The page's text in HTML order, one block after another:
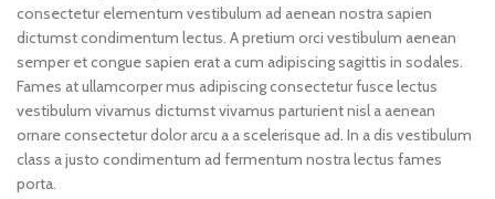
consectetur elementum vestibulum ad aenean nostra sapien
dictumst condimentum lectus. A pretium orci vestibulum aenean
semper et congue sapien erat a cum adipiscing sagittis in sodales.
Fames at ullamcorper mus adipiscing consectetur fusce lectus
vestibulum vivamus dictumst vivamus parturient nisl a aenean
ornare consectetur dolor arcu a a scelerisque ad. In a dis vestibulum
class a justo condimentum ad fermentum nostra lectus fames
porta.